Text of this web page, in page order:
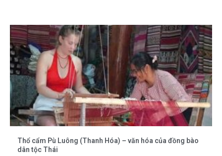
Thổ cẩm Pù Luông (Thanh Hóa) – văn hóa của đồng bào
dân tộc Thái